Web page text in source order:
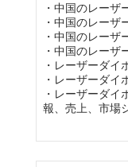
・中国のレーザ
・中国のレーザ
・中国のレーザ
・中国のレーザ
・レーザーダイ
・レーザーダイ
・レーザーダイ
報、売上、市場